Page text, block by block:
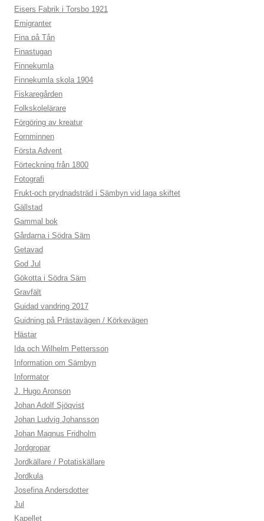
Eisers Fabrik i Torsbo 1921
Emigranter
Fina på Tån
Finastugan
Finnekumla
Finnekumla skola 1904
Fiskaregården
Folkskolelärare
Förgöring av kreatur
Fornminnen
Första Advent
Förteckning från 1800
Fotografi
Frukt-och prydnadsträd i Sämbyn vid laga skiftet
Gällstad
Gammal bok
Gårdarna i Södra Säm
Getavad
God Jul
Gökotta i Södra Säm
Gravfält
Guidad vandring 2017
Guidning på Prästavägen / Körkevägen
Hästar
Ida och Wilhelm Pettersson
Information om Sämbyn
Informator
J. Hugo Aronson
Johan Adolf Sjöqvist
Johan Ludvig Johansson
Johan Magnus Fridholm
Jordgropar
Jordkällare / Potatiskällare
Jordkula
Josefina Andersdotter
Jul
Kapellet